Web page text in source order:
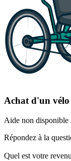
Achat d'un
Aide non disponible
Répondez à la
Quel est votre